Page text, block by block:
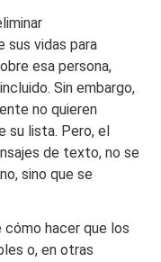
sus vidas para
esa persona,
Sin embargo,
no quieren
su lista. Pero, el
de texto, no se
sino que se
cómo hacer que los
o, en otras